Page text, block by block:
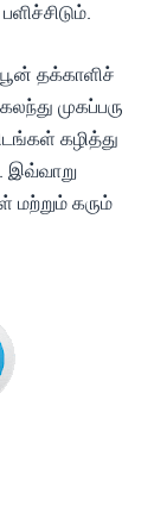
தக்காளிச்
முகப்பரு
கழித்து
இவ்வாறு
மற்றும் கரும்